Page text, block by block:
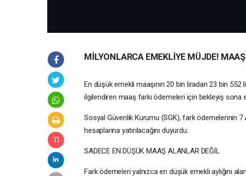
MİLYONLARCA EMEKLİYE MÜJDE!
En düşük emekli maaşının 20 bin liradan 23 bin 552
ilgilendiren maaş farkı ödemeleri için bekleyiş sona
Sosyal Güvenlik Kurumu (SGK), fark ödemelerinin
hesaplarına yatırılacağını duyurdu.
SADECE EN DÜŞÜK MAAŞ ALANLAR DEĞİL
Fark ödemeleri yalnızca en düşük emekli aylığını